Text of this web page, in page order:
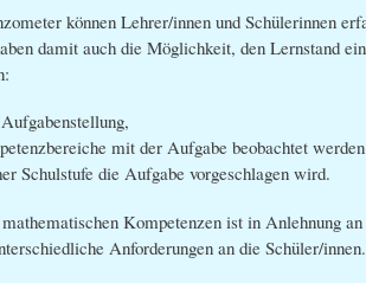
können Lehrer/innen und Schülerinnen
damit auch die Möglichkeit, den Lernstand
mit der Aufgabe beobachtet werden
Schulstufe die Aufgabe vorgeschlagen wird.
Kompetenzen ist in Anlehnung
Anforderungen an die Schüler/